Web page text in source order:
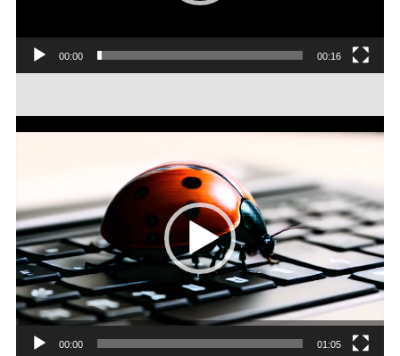
00:00 00:16
Coccineau-annonce
00:00 01:05
Coccineau had a dream